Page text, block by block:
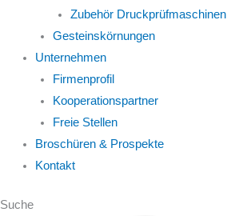
Zubehör Druckprüfmaschinen
Gesteinskörnungen
Unternehmen
Firmenprofil
Kooperationspartner
Freie Stellen
Broschüren & Prospekte
Kontakt
Suche